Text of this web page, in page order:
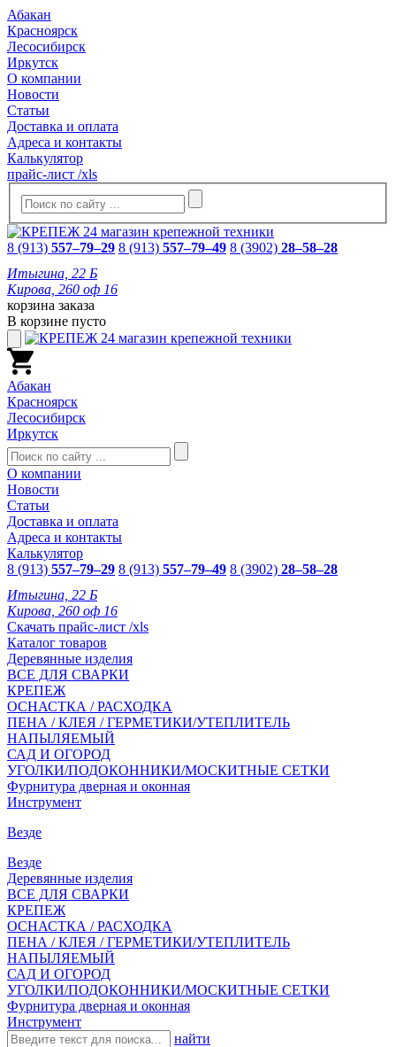
Абакан
Красноярск
Лесосибирск
Иркутск
О компании
Новости
Статьи
Доставка и оплата
Адреса и контакты
Калькулятор
прайс-лист /xls
8 (913) 557–79–29 8 (913) 557–79–49 8 (3902) 28–58–28
Итыгина, 22 Б
Кирова, 260 оф 16
корзина заказа
В корзине пусто
Абакан
Красноярск
Лесосибирск
Иркутск
О компании
Новости
Статьи
Доставка и оплата
Адреса и контакты
Калькулятор
8 (913) 557–79–29 8 (913) 557–79–49 8 (3902) 28–58–28
Итыгина, 22 Б
Кирова, 260 оф 16
Скачать прайс-лист /xls
Каталог товаров
Деревянные изделия
ВСЕ ДЛЯ СВАРКИ
КРЕПЕЖ
ОСНАСТКА / РАСХОДКА
ПЕНА / КЛЕЯ / ГЕРМЕТИКИ/УТЕПЛИТЕЛЬ
НАПЫЛЯЕМЫЙ
САД И ОГОРОД
УГОЛКИ/ПОДОКОННИКИ/МОСКИТНЫЕ СЕТКИ
Фурнитура дверная и оконная
Инструмент
Везде
Везде
Деревянные изделия
ВСЕ ДЛЯ СВАРКИ
КРЕПЕЖ
ОСНАСТКА / РАСХОДКА
ПЕНА / КЛЕЯ / ГЕРМЕТИКИ/УТЕПЛИТЕЛЬ
НАПЫЛЯЕМЫЙ
САД И ОГОРОД
УГОЛКИ/ПОДОКОННИКИ/МОСКИТНЫЕ СЕТКИ
Фурнитура дверная и оконная
Инструмент
найти